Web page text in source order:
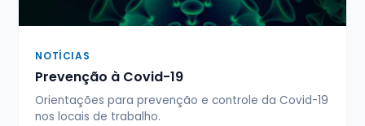
NOTÍCIAS
Prevenção à Covid-19
Orientações para prevenção e controle da Covid-19
nos locais de trabalho.